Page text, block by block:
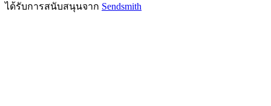
ได้รับการสนับสนุนจาก Sendsmith